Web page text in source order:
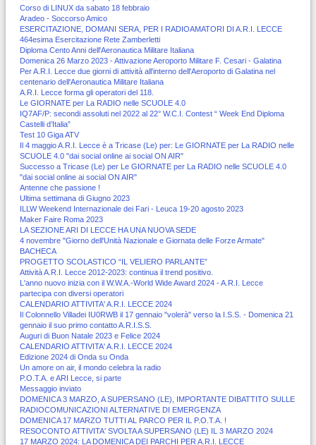
Corso di LINUX da sabato 18 febbraio
Aradeo - Soccorso Amico
ESERCITAZIONE, DOMANI SERA, PER I RADIOAMATORI DI A.R.I. LECCE
464esima Esercitazione Rete Zamberletti
Diploma Cento Anni dell'Aeronautica Militare Italiana
Domenica 26 Marzo 2023 - Attivazione Aeroporto Militare F. Cesari - Galatina
Per A.R.I. Lecce due giorni di attività all'interno dell'Aeroporto di Galatina nel
centenario dell'Aeronautica Militare Italiana
A.R.I. Lecce forma gli operatori del 118.
Le GIORNATE per La RADIO nelle SCUOLE 4.0
IQ7AF/P: secondi assoluti nel 2022 al 22° W.C.I. Contest “ Week End Diploma
Castelli d’Italia”
Test 10 Giga ATV
Il 4 maggio A.R.I. Lecce è a Tricase (Le) per: Le GIORNATE per La RADIO nelle
SCUOLE 4.0 "dai social online ai social ON AIR"
Successo a Tricase (Le) per Le GIORNATE per La RADIO nelle SCUOLE 4.0
"dai social online ai social ON AIR"
Antenne che passione !
Ultima settimana di Giugno 2023
ILLW Weekend Internazionale dei Fari - Leuca 19-20 agosto 2023
Maker Faire Roma 2023
LA SEZIONE ARI DI LECCE HA UNA NUOVA SEDE
4 novembre "Giorno dell'Unità Nazionale e Giornata delle Forze Armate"
BACHECA
PROGETTO SCOLASTICO “IL VELIERO PARLANTE”
Attività A.R.I. Lecce 2012-2023: continua il trend positivo.
L'anno nuovo inizia con il W.W.A.-World Wide Award 2024 - A.R.I. Lecce
partecipa con diversi operatori
CALENDARIO ATTIVITA' A.R.I. LECCE 2024
Il Colonnello Villadei IU0RWB il 17 gennaio "volerà" verso la I.S.S. - Domenica 21
gennaio il suo primo contatto A.R.I.S.S.
Auguri di Buon Natale 2023 e Felice 2024
CALENDARIO ATTIVITA' A.R.I. LECCE 2024
Edizione 2024 di Onda su Onda
Un amore on air, il mondo celebra la radio
P.O.T.A. e ARI Lecce, si parte
Messaggio inviato
DOMENICA 3 MARZO, A SUPERSANO (LE), IMPORTANTE DIBATTITO SULLE
RADIOCOMUNICAZIONI ALTERNATIVE DI EMERGENZA
DOMENICA 17 MARZO TUTTI AL PARCO PER IL P.O.T.A. !
RESOCONTO ATTIVITA' SVOLTA A SUPERSANO (LE) IL 3 MARZO 2024
17 MARZO 2024: LA DOMENICA DEI PARCHI PER A.R.I. LECCE